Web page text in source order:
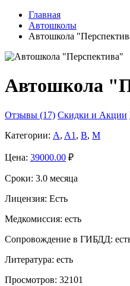
Главная
Автошколы
Автошкола
Автошкола
Отзывы (17) Скидки и Акции
Категории: A, A1 , B, M
Цена: 39000.00 ₽
Сроки: 3.0 месяца
Лицензия: Есть
Медкомиссия: есть
Сопровождение в ГИБДД:
Литература: есть
Просмотров: 32101